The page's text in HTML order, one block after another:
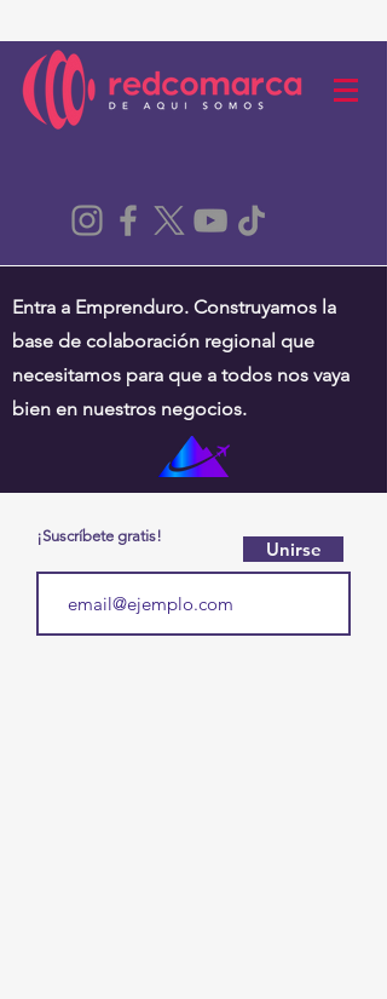
Entra a Emprenduro. Construyamos la
base de colaboración regional que
necesitamos para que a todos nos vaya
bien en nuestros negocios.
¡Suscríbete gratis!
Unirse